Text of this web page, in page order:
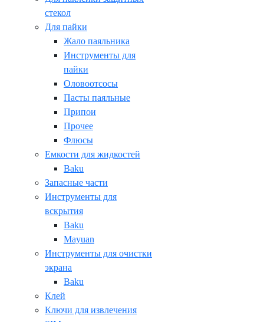
стекол
Для пайки
Жало паяльника
Инструменты для
пайки
Оловоотсосы
Пасты паяльные
Припои
Прочее
Флюсы
Емкости для жидкостей
Baku
Запасные части
Инструменты для
вскрытия
Baku
Mayuan
Инструменты для очистки
экрана
Baku
Клей
Ключи для извлечения